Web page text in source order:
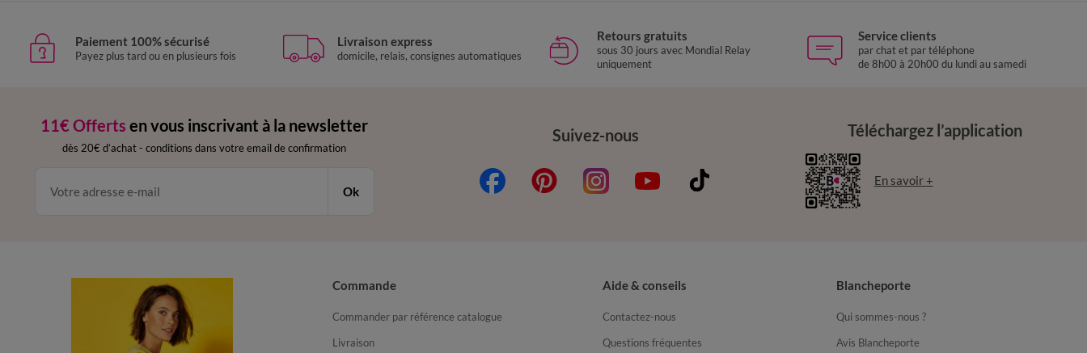
Paiement 100% sécurisé
Payez plus tard ou en plusieurs fois
Livraison express
domicile, relais, consignes automatiques
Retours gratuits
sous 30 jours avec Mondial Relay
uniquement
Service clients
par chat et par téléphone
de 8h00 à 20h00 du lundi au samedi
11€ Offerts en vous inscrivant à la newsletter
dès 20€ d’achat - conditions dans votre email de confirmation
Ok
Suivez-nous Téléchargez l’application
En savoir +
Commande
Commander par référence catalogue
Livraison
Aide & conseils
Contactez-nous
Questions fréquentes
Blancheporte
Qui sommes-nous ?
Avis Blancheporte